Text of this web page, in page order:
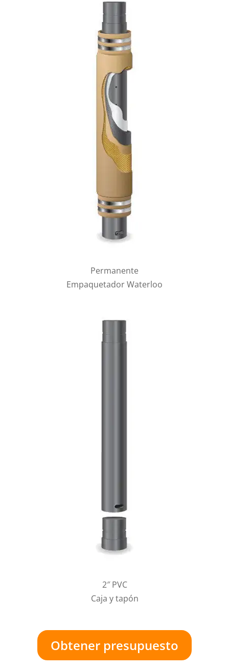
Permanente
Empaquetador Waterloo
2″ PVC
Caja y tapón
Obtener presupuesto